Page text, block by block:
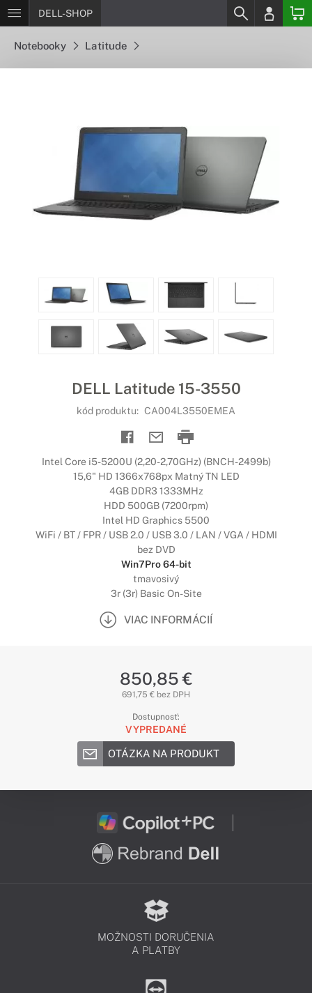
DELL-SHOP
Notebooky Latitude
DELL Latitude 15-3550
kód produktu: CA004L3550EMEA
Intel Core i5-5200U (2,20-2,70GHz) (BNCH-2499b)
15,6" HD 1366x768px Matný TN LED
4GB DDR3 1333MHz
HDD 500GB (7200rpm)
Intel HD Graphics 5500
WiFi / BT / FPR / USB 2.0 / USB 3.0 / LAN / VGA / HDMI
bez DVD
Win7Pro 64-bit
tmavosivý
3r (3r) Basic On-Site
VIAC INFORMÁCIÍ
850,85 €
691,75 € bez DPH
Dostupnosť:
VYPREDANÉ
OTÁZKA NA PRODUKT
MOŽNOSTI DORUČENIA
A PLATBY